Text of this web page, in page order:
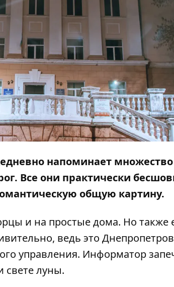
напоминает
Все они практически
общую картину.
и на простые дома. Но также
ведь это
управления. Информатор
свете луны.